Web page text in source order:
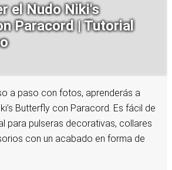
el Nudo Niki's
Paracord | Tutorial
a paso con fotos, aprenderás a
Butterfly con Paracord. Es fácil de
para pulseras decorativas, collares
con un acabado en forma de